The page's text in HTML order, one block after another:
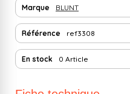
Marque BLUNT
Référence ref3308
En stock 0 Article